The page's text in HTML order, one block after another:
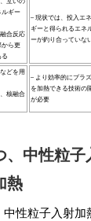
互いの
ルギー
合反応
から更
る
– 現状では、投入エ
ギーと得られるエネ
ーが釣り合っていな
どを用
核融合
– より効率的にプラ
を加熱できる技術の
が必要
、中性粒子
熱